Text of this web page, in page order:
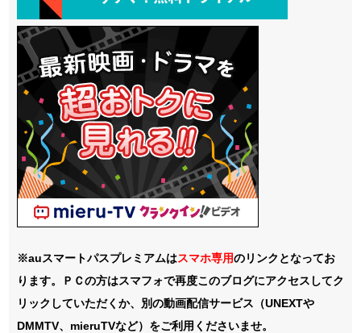
※auスマートパスプレミアムはスマホ専用のリンクとなってお
ります。ＰＣの方はスマフォで再度このブログにアクセスしてク
リックしていただくか、別の動画配信サービス（UNEXTや
DMMTV、mieruTVなど）をご利用くださいませ。